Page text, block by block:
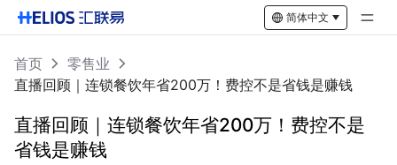
简体中文
首页
零售业
直播回顾｜连锁餐饮年省200万！费控不是省钱是赚钱
直播回顾｜连锁餐饮年省200万！费控不是
省钱是赚钱